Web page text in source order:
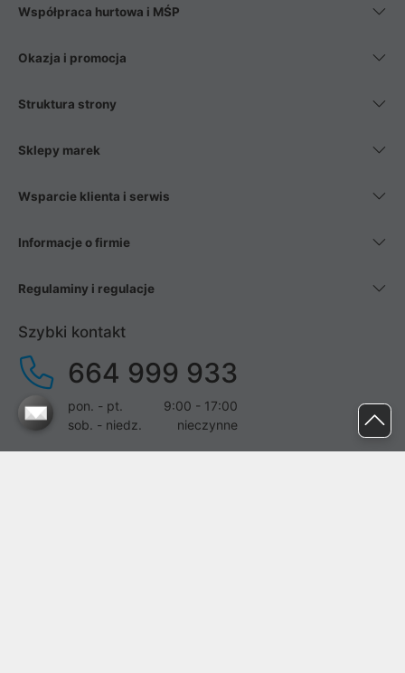
Współpraca hurtowa i MŚP
Okazja i promocja
Struktura strony
Sklepy marek
Wsparcie klienta i serwis
Informacje o firmie
Regulaminy i regulacje
Szybki kontakt
664 999 933
pon. - pt.
9:00 - 17:00
sob. - niedz.
nieczynne